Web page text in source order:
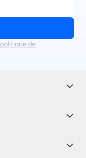
politique de